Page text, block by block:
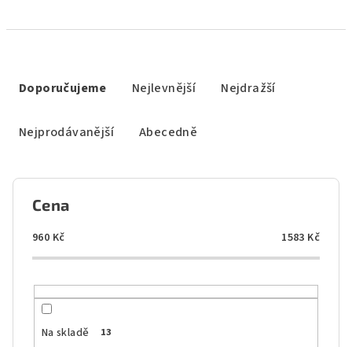
Doporučujeme Nejlevnější Nejdražší
Nejprodávanější Abecedně
Cena
960 Kč 1583 Kč
Na skladě 13